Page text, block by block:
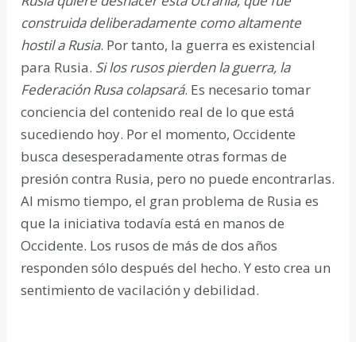
construida deliberadamente como altamente
hostil a Rusia. Por tanto, la guerra es existencial
para Rusia. Si los rusos pierden la guerra, la
Federación Rusa colapsará. Es necesario tomar
conciencia del contenido real de lo que está
sucediendo hoy. Por el momento, Occidente
busca desesperadamente otras formas de
presión contra Rusia, pero no puede encontrarlas.
Al mismo tiempo, el gran problema de Rusia es
que la iniciativa todavía está en manos de
Occidente. Los rusos de más de dos años
responden sólo después del hecho. Y esto crea un
sentimiento de vacilación y debilidad.